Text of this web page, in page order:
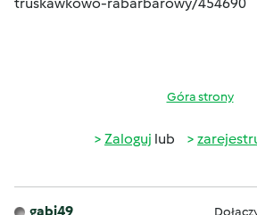
Góra strony
Zaloguj lub
gabi49